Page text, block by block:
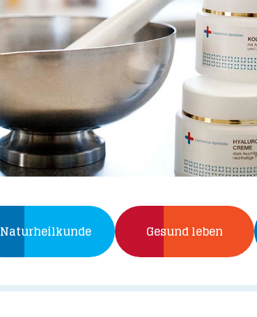
Naturheilkunde Gesund leben